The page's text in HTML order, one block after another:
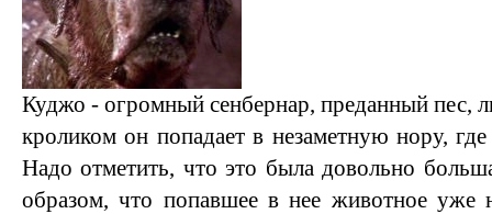
Куджо - огромный сенбернар, преданный пес,
кроликом он попадает в незаметную нору,
Надо отметить, что это была довольно
образом, что попавшее в нее животное уже